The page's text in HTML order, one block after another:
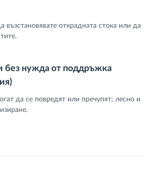
възстановявате открадната стока или да
без нужда от поддръжка
да се повредят или пречупят; лесно и